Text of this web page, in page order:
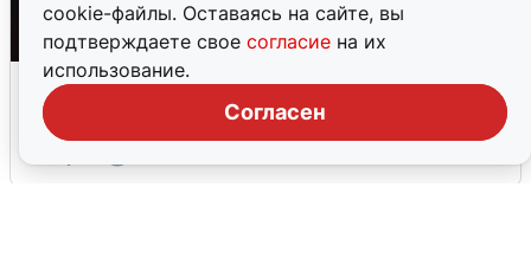
cookie-файлы. Оставаясь на сайте, вы
подтверждаете свое согласие на их
использование.
Согласен
Взрывы в Воронеже после сигнала
тревоги